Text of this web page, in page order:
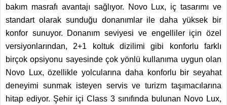
bakım masrafı avantajı sağlıyor. Novo Lux, iç tasarımı ve
standart olarak sunduğu donanımlar ile daha yüksek bir
konfor sunuyor. Donanım seviyesi ve engelliler için özel
versiyonlarından, 2+1 koltuk dizilimi gibi konforlu farklı
birçok opsiyonu sayesinde çok yönlü kullanıma uygun olan
Novo Lux, özellikle yolcularına daha konforlu bir seyahat
deneyimi sunmak isteyen servis ve turizm taşımacılarına
hitap ediyor. Şehir içi Class 3 sınıfında bulunan Novo Lux,